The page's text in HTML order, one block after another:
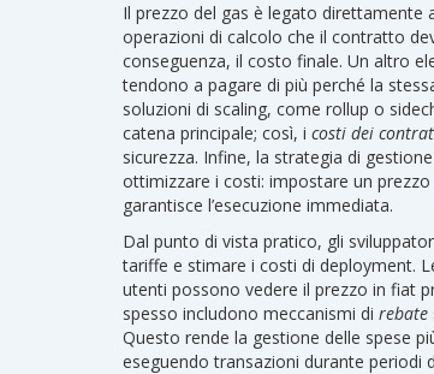
Il prezzo del gas è legato direttamente
operazioni di calcolo che il contratto
conseguenza, il costo finale. Un altro
tendono a pagare di più perché la
soluzioni di scaling, come rollup o
catena principale; così, i costi dei
sicurezza. Infine, la strategia di
ottimizzare i costi: impostare un
garantisce l’esecuzione immediata.
Dal punto di vista pratico, gli
tariffe e stimare i costi di deployment.
utenti possono vedere il prezzo in fiat
spesso includono meccanismi di rebate
Questo rende la gestione delle spese
eseguendo transazioni durante periodi